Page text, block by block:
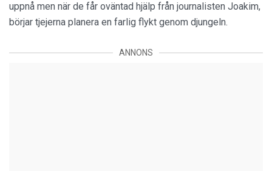
uppnå men när de får oväntad hjälp från journalisten Joakim,
börjar tjejerna planera en farlig flykt genom djungeln.
ANNONS